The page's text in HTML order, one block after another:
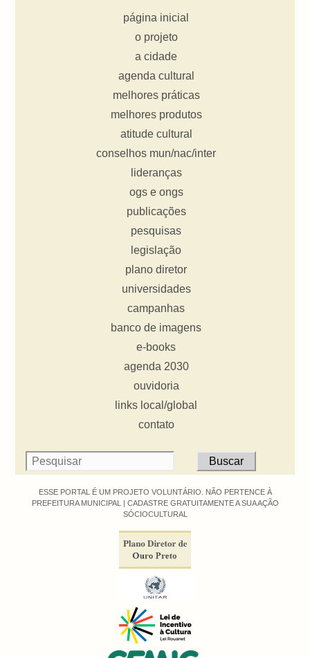
página inicial
o projeto
a cidade
agenda cultural
melhores práticas
melhores produtos
atitude cultural
conselhos mun/nac/inter
lideranças
ogs e ongs
publicações
pesquisas
legislação
plano diretor
universidades
campanhas
banco de imagens
e-books
agenda 2030
ouvidoria
links local/global
contato
ESSE PORTAL É UM PROJETO VOLUNTÁRIO. NÃO PERTENCE À
PREFEITURA MUNICIPAL | CADASTRE GRATUITAMENTE A SUA AÇÃO
SÓCIOCULTURAL